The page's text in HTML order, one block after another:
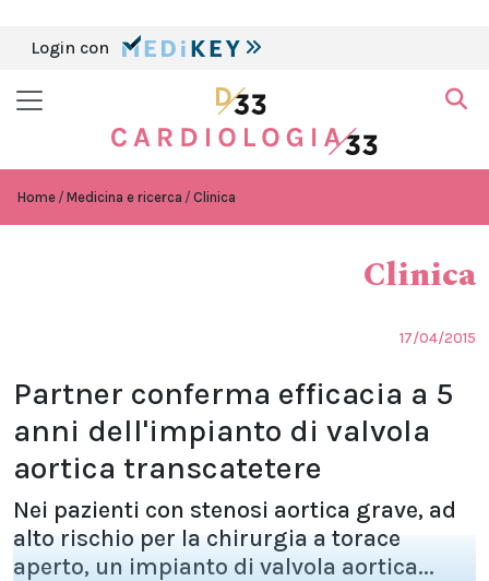
Login con
Home Medicina e ricerca Clinica
Clinica
17/04/2015
Partner conferma efficacia a 5
anni dell'impianto di valvola
aortica transcatetere
Nei pazienti con stenosi aortica grave, ad
alto rischio per la chirurgia a torace
aperto, un impianto di valvola aortica...